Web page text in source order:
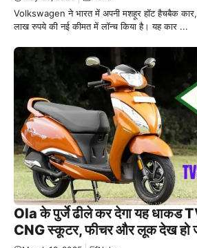
Volkswagen ने भारत में अपनी मशहूर हॉट हैचबैक
लाख रुपये की नई कीमत में लॉन्च किया है। यह कार ...
Ola के पुर्जे ढीले कर देगा यह
CNG स्कूटर, फीचर और लूक देख हो